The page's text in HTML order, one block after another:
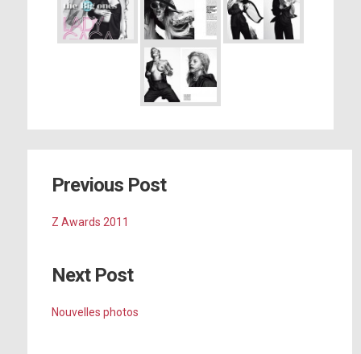
Previous Post
Z Awards 2011
Next Post
Nouvelles photos